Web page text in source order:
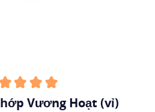
Vương Hoạt (vỉ)